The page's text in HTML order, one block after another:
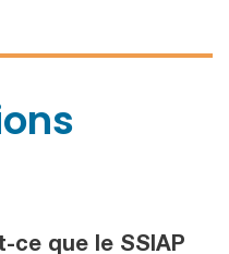
ce que le SSIAP